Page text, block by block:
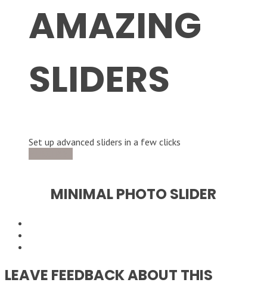
AMAZING
SLIDERS
Set up advanced sliders in a few clicks
MINIMAL PHOTO SLIDER
LEAVE FEEDBACK ABOUT THIS